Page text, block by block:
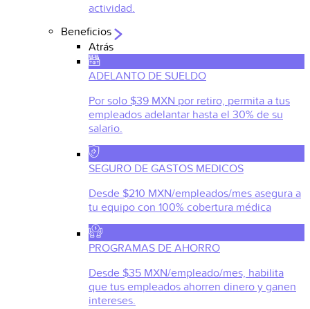
actividad.
Beneficios
Atrás
ADELANTO DE SUELDO
Por solo $39 MXN por retiro, permita a tus
empleados adelantar hasta el 30% de su
salario.
SEGURO DE GASTOS MEDICOS
Desde $210 MXN/empleados/mes asegura a
tu equipo con 100% cobertura médica
PROGRAMAS DE AHORRO
Desde $35 MXN/empleado/mes, habilita
que tus empleados ahorren dinero y ganen
intereses.